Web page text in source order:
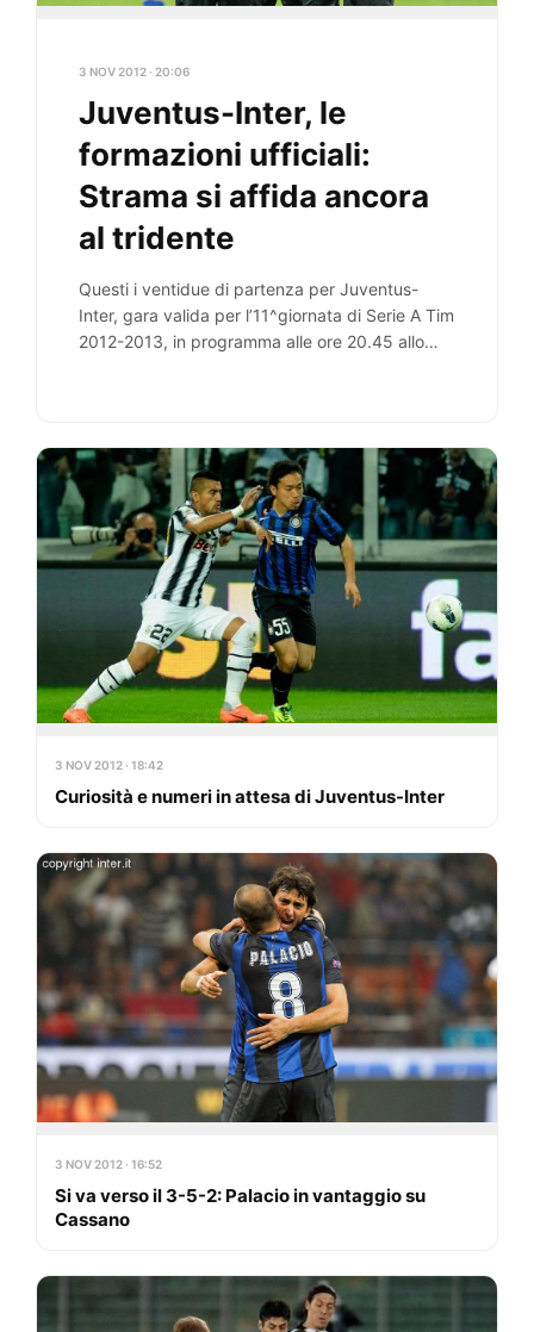
3 NOV 2012 · 20:06
Juventus-Inter, le
formazioni ufficiali:
Strama si affida ancora
al tridente
Questi i ventidue di partenza per Juventus-
Inter, gara valida per l’11^giornata di Serie A Tim
2012-2013, in programma alle ore 20.45 allo…
3 NOV 2012 · 18:42
Curiosità e numeri in attesa di Juventus-Inter
3 NOV 2012 · 16:52
Si va verso il 3-5-2: Palacio in vantaggio su
Cassano